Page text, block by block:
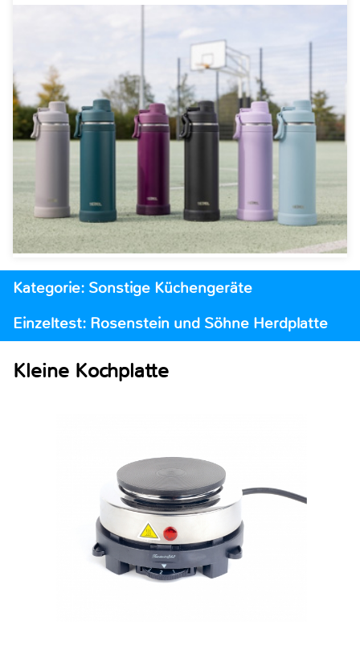
Kategorie: Sonstige Küchengeräte
Einzeltest: Rosenstein und Söhne Herdplatte
Kleine Kochplatte